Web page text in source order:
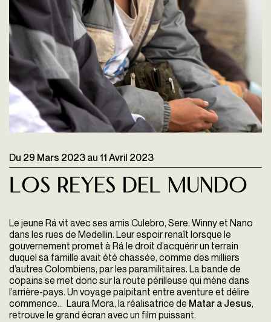
Du 29 Mars 2023 au 11 Avril 2023
LOS REYES DEL MUNDO
Le jeune Rá vit avec ses amis Culebro, Sere, Winny et Nano
dans les rues de Medellin. Leur espoir renaît lorsque le
gouvernement promet à Rá le droit d’acquérir un terrain
duquel sa famille avait été chassée, comme des milliers
d’autres Colombiens, par les paramilitaires. La bande de
copains se met donc sur la route périlleuse qui mène dans
l’arrière-pays. Un voyage palpitant entre aventure et délire
commence… Laura Mora, la réalisatrice de Matar a Jesus,
retrouve le grand écran avec un film puissant.